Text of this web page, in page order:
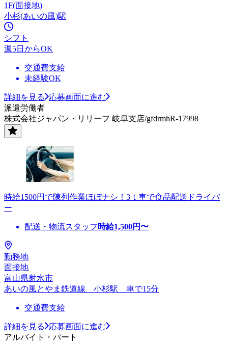
1F(面接地)
小杉(あいの風)駅
シフト
週5日からOK
交通費支給
未経験OK
詳細を見る
応募画面に進む
派遣労働者
株式会社ジャパン・リリーフ 岐阜支店/gfdrmhR-17998
時給1500円で陳列作業ほぼナシ！3ｔ車で食品配送ドライバ
ー
配送・物流スタッフ 時給1,500円〜
勤務地
面接地
富山県射水市
あいの風とやま鉄道線 小杉駅 車で15分
交通費支給
詳細を見る
応募画面に進む
アルバイト・パート